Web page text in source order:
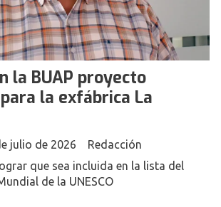
la BUAP proyecto
la exfábrica La
Redacción
julio de 2026
que sea incluida en la lista del
de la UNESCO